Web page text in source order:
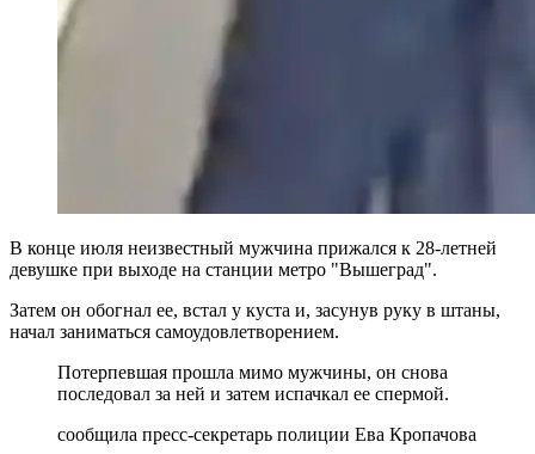
В конце июля неизвестный мужчина прижался к 28-летней
девушке при выходе на станции метро "Вышеград".
Затем он обогнал ее, встал у куста и, засунув руку в штаны,
начал заниматься самоудовлетворением.
Потерпевшая прошла мимо мужчины, он снова
последовал за ней и затем испачкал ее спермой.
сообщила пресс-секретарь полиции Ева Кропачова